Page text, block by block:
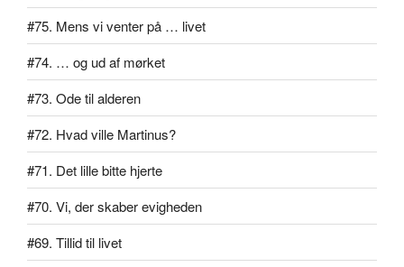
#75. Mens vi venter på … livet
#74. … og ud af mørket
#73. Ode til alderen
#72. Hvad ville Martinus?
#71. Det lille bitte hjerte
#70. Vi, der skaber evigheden
#69. Tillid til livet